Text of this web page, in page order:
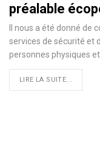
préalable
Il nous a été donné de
services de sécurité et
personnes physiques
LIRE LA SUITE...